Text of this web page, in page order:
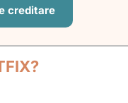
creditare